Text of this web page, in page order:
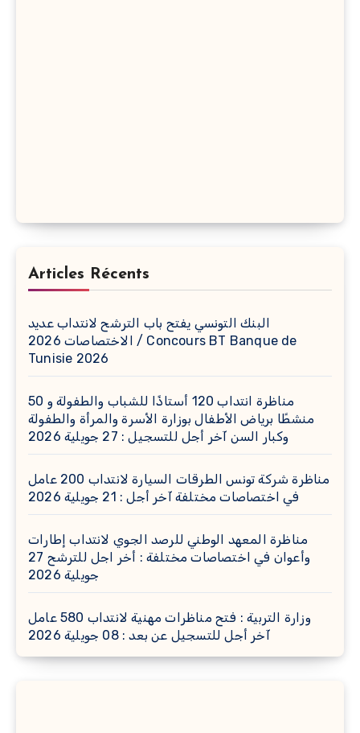
Articles Récents
البنك التونسي يفتح باب الترشح لانتداب عديد
الاختصاصات 2026 / Concours BT Banque de
Tunisie 2026
مناظرة انتداب 120 أستاذًا للشباب والطفولة و 50
منشطًا برياض الأطفال بوزارة الأسرة والمرأة والطفولة
وكبار السن آخر أجل للتسجيل : 27 جويلية 2026
مناظرة شركة تونس الطرقات السيارة لانتداب 200 عامل
في اختصاصات مختلفة آخر أجل : 21 جويلية 2026
مناظرة المعهد الوطني للرصد الجوي لانتداب إطارات
وأعوان في اختصاصات مختلفة : أخر اجل للترشح 27
جويلية 2026
وزارة التربية : فتح مناظرات مهنية لانتداب 580 عامل
آخر أجل للتسجيل عن بعد : 08 جويلية 2026